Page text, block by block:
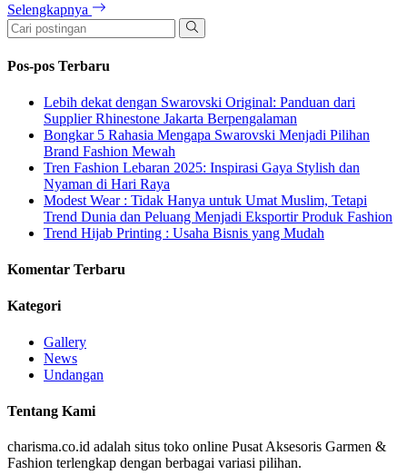
Selengkapnya
Pos-pos Terbaru
Lebih dekat dengan Swarovski Original: Panduan dari
Supplier Rhinestone Jakarta Berpengalaman
Bongkar 5 Rahasia Mengapa Swarovski Menjadi Pilihan
Brand Fashion Mewah
Tren Fashion Lebaran 2025: Inspirasi Gaya Stylish dan
Nyaman di Hari Raya
Modest Wear : Tidak Hanya untuk Umat Muslim, Tetapi
Trend Dunia dan Peluang Menjadi Eksportir Produk Fashion
Trend Hijab Printing : Usaha Bisnis yang Mudah
Komentar Terbaru
Kategori
Gallery
News
Undangan
Tentang Kami
charisma.co.id adalah situs toko online Pusat Aksesoris Garmen &
Fashion terlengkap dengan berbagai variasi pilihan.